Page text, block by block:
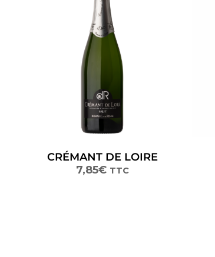
CRÉMANT DE LOIRE
7,85€ TTC